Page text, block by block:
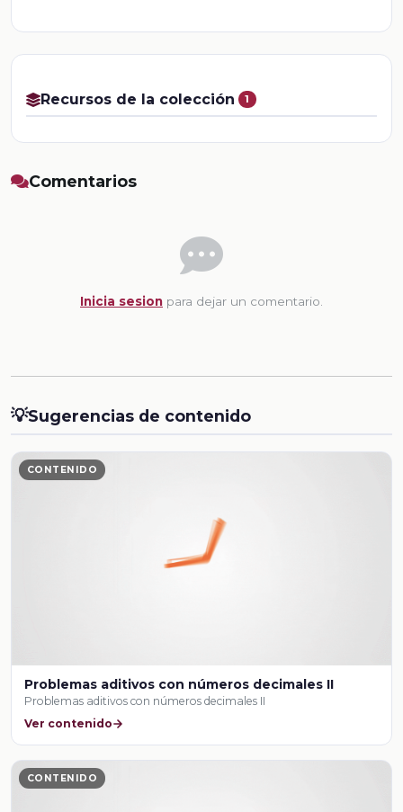
Recursos de la colección 1
Comentarios
Inicia sesion para dejar un comentario.
💡Sugerencias de contenido
CONTENIDO
Problemas aditivos con números decimales II
Problemas aditivos con números decimales II
Ver contenido
CONTENIDO